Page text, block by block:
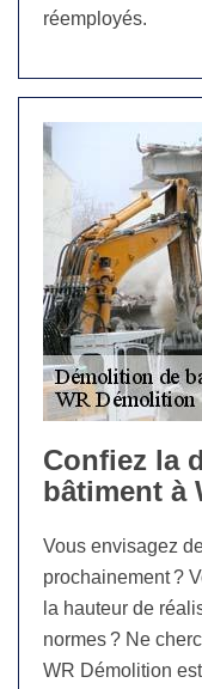
réemployés.
Confiez la
bâtiment à
Vous envisagez
prochainement ?
la hauteur de
normes ? Ne
WR Démolition